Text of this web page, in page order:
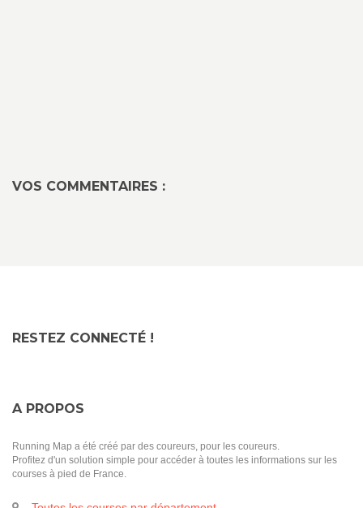
VOS COMMENTAIRES :
RESTEZ CONNECTÉ !
A PROPOS
Running Map a été créé par des coureurs, pour les coureurs.
Profitez d'un solution simple pour accéder à toutes les informations sur les
courses à pied de France.